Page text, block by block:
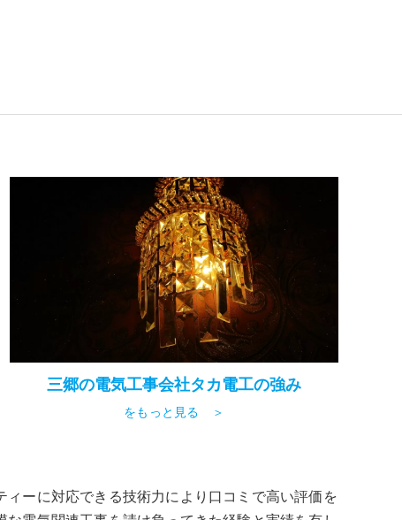
三郷の電気工事会社タカ電工の強み
をもっと見る ＞
ーに対応できる技術力により口コミで高い評価を